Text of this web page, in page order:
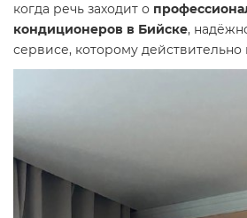
когда речь заходит о
кондиционеров в Бийске,
сервисе, которому